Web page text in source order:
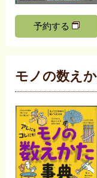
予約する
モノの数え